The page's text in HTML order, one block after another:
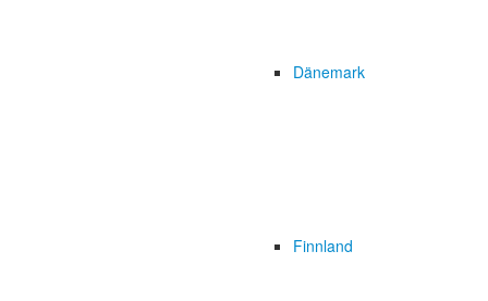
Dänemark
Finnland